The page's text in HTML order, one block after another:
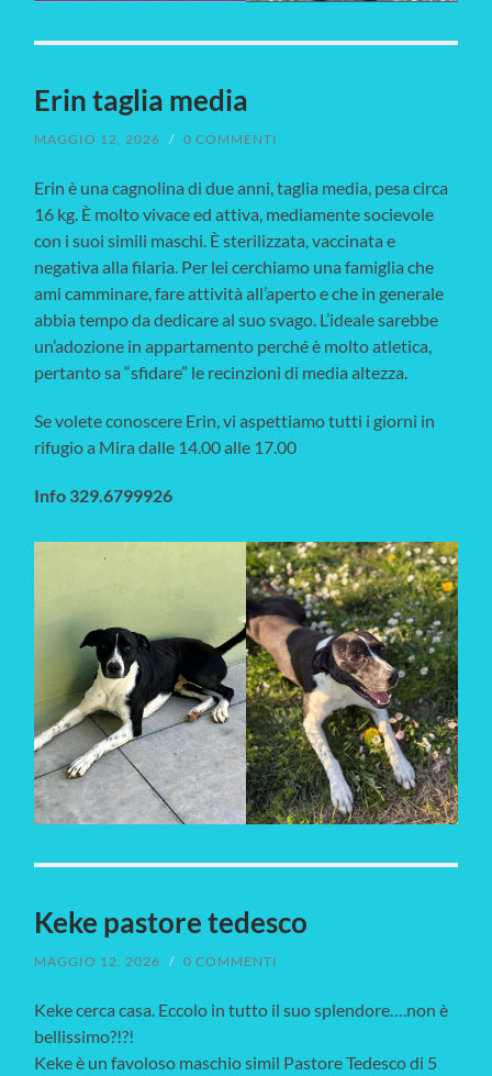
Erin taglia media
MAGGIO 12, 2026 / 0 COMMENTI
Erin è una cagnolina di due anni, taglia media, pesa circa
16 kg. È molto vivace ed attiva, mediamente socievole
con i suoi simili maschi. È sterilizzata, vaccinata e
negativa alla filaria. Per lei cerchiamo una famiglia che
ami camminare, fare attività all’aperto e che in generale
abbia tempo da dedicare al suo svago. L’ideale sarebbe
un’adozione in appartamento perché è molto atletica,
pertanto sa “sfidare” le recinzioni di media altezza.
Se volete conoscere Erin, vi aspettiamo tutti i giorni in
rifugio a Mira dalle 14.00 alle 17.00
Info 329.6799926
Keke pastore tedesco
MAGGIO 12, 2026 / 0 COMMENTI
Keke cerca casa. Eccolo in tutto il suo splendore….non è
bellissimo?!?!
Keke è un favoloso maschio simil Pastore Tedesco di 5